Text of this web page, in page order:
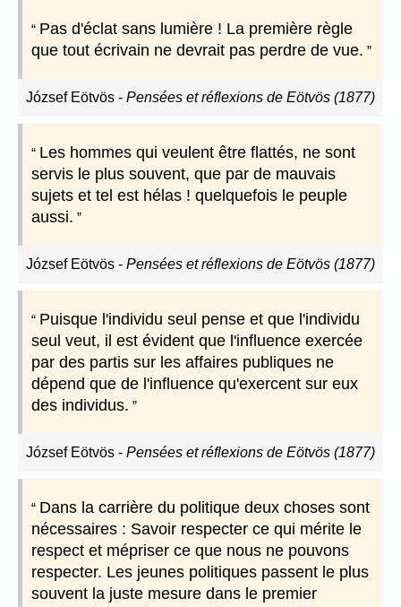
Pas d'éclat sans lumière ! La première règle
que tout écrivain ne devrait pas perdre de vue.
József Eötvös - Pensées et réflexions de Eötvös (1877)
Les hommes qui veulent être flattés, ne sont
servis le plus souvent, que par de mauvais
sujets et tel est hélas ! quelquefois le peuple
aussi.
József Eötvös - Pensées et réflexions de Eötvös (1877)
Puisque l'individu seul pense et que l'individu
seul veut, il est évident que l'influence exercée
par des partis sur les affaires publiques ne
dépend que de l'influence qu'exercent sur eux
des individus.
József Eötvös - Pensées et réflexions de Eötvös (1877)
Dans la carrière du politique deux choses sont
nécessaires : Savoir respecter ce qui mérite le
respect et mépriser ce que nous ne pouvons
respecter. Les jeunes politiques passent le plus
souvent la juste mesure dans le premier